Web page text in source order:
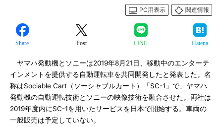
PC用表示
関連情報
Share Post LINE Hatena
ヤマハ発動機とソニーは2019年8月21日、移動中のエンターテ
インメントを提供する自動運転車を共同開発したと発表した。名
称はSociable Cart（ソーシャブルカート）「SC-1」で、ヤマハ
発動機の自動運転技術とソニーの映像技術を融合させた。両社は
2019年度内にSC-1を用いたサービスを日本で開始する。車両の
一般販売は予定していない。